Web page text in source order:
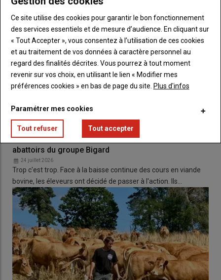
(bâtiments, équipements de stockage, matériel de pesée ou de
manutention), incluant également des outils de
surveillance sanitaire
Adapter les exploitations aux enjeux climatiques
Second axe, adapter lesexploitations auxenjeux climatiques
grâce au financement d’
équipements et d’ outils
une meilleure
gestion de l’eau
et une adaptation aux
pilotage, OADetc.).
Optimiser le triage et l’allotement
Il s'agit d'aides à l’acquisition dematériel technique
épierreuses, matériel de nettoyage ou de suivi d’itinéraires)
pour améliorer la qualité et la valorisation des
Les aides couvrent jusqu’à50 %
des dépenses éligibles, avec des
plafonds pouvant atteindre
10 000 € HTselon les actions.
Les éleveurs de viande bovine vont bloquer les
abattoirs du groupe Bigard
24 juillet 2026
Trop c'est trop. Face à la baisse continue des cours en viande
bovine, les éleveurs ont décidé de passer à l'action. Ils…
Ce site utilise des cookies pour garantir le bon fonctionnement
des services essentiels et de mesure d’audience. En cliquant sur
« Tout Accepter », vous consentez à l’utilisation de ces cookies
et au traitement de vos données à caractère personnel au
regard des finalités décrites. Vous pourrez à tout moment
revenir sur vos choix, en utilisant le lien « Modifier mes
préférences cookies » en bas de page du site. Plus d'infos
Paramétrer mes cookies
Tout refuser Tout accepter